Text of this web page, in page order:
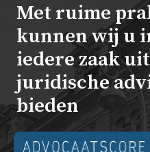
Met ruime
kunnen wij u
iedere zaak
juridische
bieden